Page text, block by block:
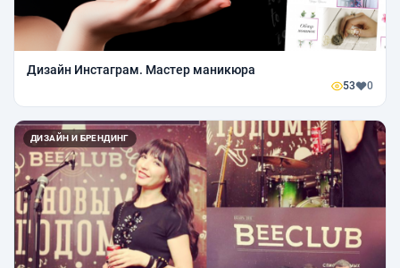
Дизайн Инстаграм. Мастер маникюра
53 0
ДИЗАЙН И БРЕНДИНГ